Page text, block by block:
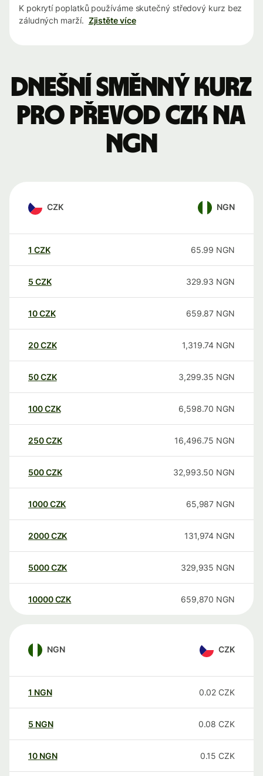
K pokrytí poplatků používáme skutečný středový kurz bez
záludných marží. Zjistěte více
Dnešní směnný kurz
pro převod CZK na
NGN
CZK NGN
1 CZK 65.99 NGN
5 CZK 329.93 NGN
10CZK 659.87 NGN
20CZK 1,319.74 NGN
50CZK 3,299.35 NGN
100CZK 6,598.70 NGN
250CZK 16,496.75 NGN
500CZK 32,993.50 NGN
1000CZK 65,987 NGN
2000CZK 131,974 NGN
5000CZK 329,935 NGN
10000 CZK 659,870 NGN
NGN CZK
1 NGN 0.02 CZK
5 NGN 0.08 CZK
10 NGN 0.15 CZK